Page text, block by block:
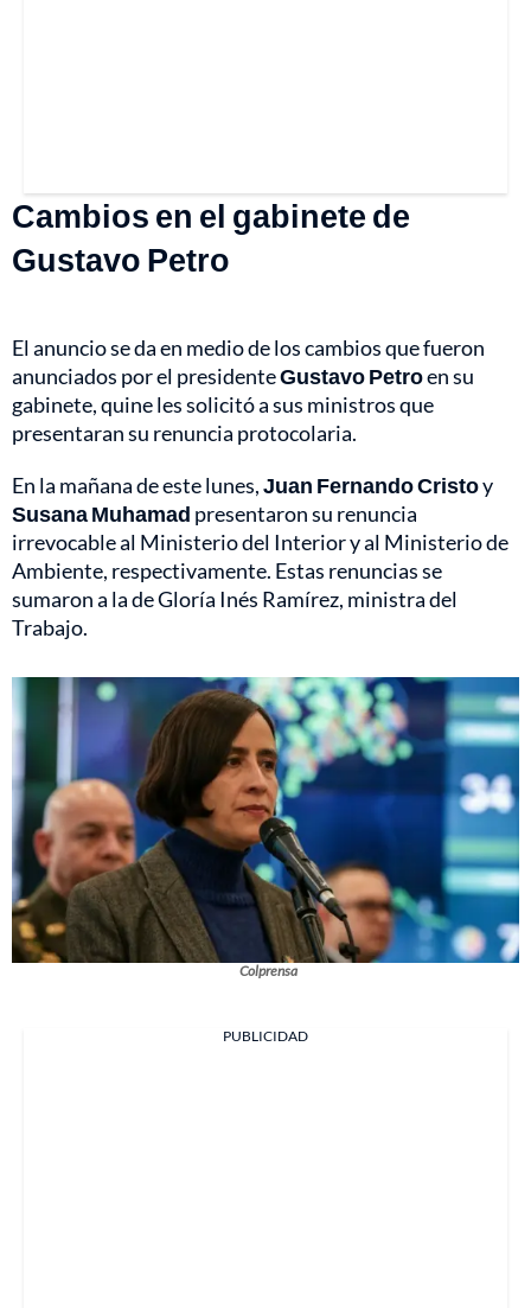
Cambios en el gabinete de
Gustavo Petro
El anuncio se da en medio de los cambios que fueron
anunciados por el presidenteGustavo Petroen su
gabinete, quine les solicitó a sus ministros que
presentaran su renuncia protocolaria.
En la mañana de este lunes,Juan Fernando Cristoy
Susana Muhamad presentaron su renuncia
irrevocable al Ministerio del Interior y al Ministerio de
Ambiente, respectivamente. Estas renuncias se
sumaron a la de Gloría Inés Ramírez, ministra del
Trabajo.
Colprensa
PUBLICIDAD